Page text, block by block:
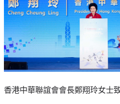
香港中華聯誼會會長鄭翔玲女士